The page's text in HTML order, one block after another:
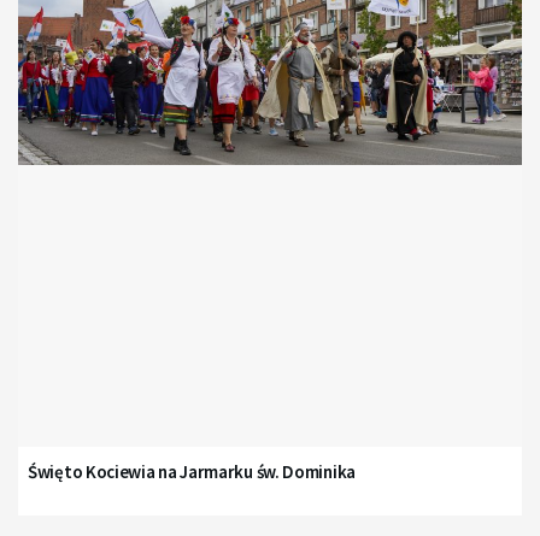
Święto Kociewia na Jarmarku św. Dominika